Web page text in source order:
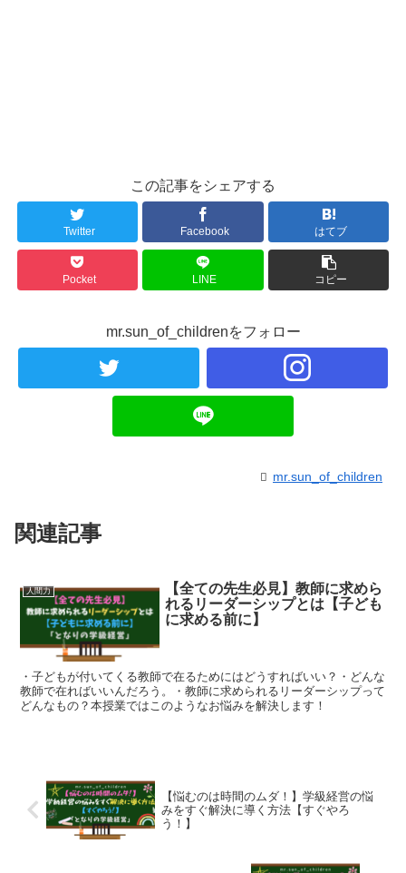
この記事をシェアする
Twitter Facebook はてブ
Pocket LINE コピー
mr.sun_of_childrenをフォロー
mr.sun_of_children
関連記事
人間力
【全ての先生必見】教師に求めら
れるリーダーシップとは【子ども
に求める前に】
・子どもが付いてくる教師で在るためにはどうすればいい？・どんな
教師で在ればいいんだろう。・教師に求められるリーダーシップって
どんなもの？本授業ではこのようなお悩みを解決します！
【悩むのは時間のムダ！】学級経営の悩
みをすぐ解決に導く方法【すぐやろ
う！】